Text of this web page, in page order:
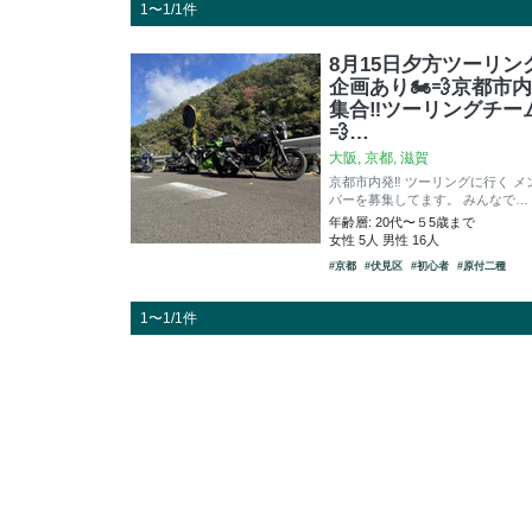
1〜1/1件
8月15日夕方ツーリン
企画あり🏍️💨京都市内
集合‼️ツーリングチー
💨…
大阪, 京都, 滋賀
京都市内発‼️ ツーリングに行く メ
バーを募集してます。 みんなで…
年齢層: 20代〜５5歳まで
女性 5人 男性 16人
#京都 #伏見区 #初心者 #原付二種
1〜1/1件